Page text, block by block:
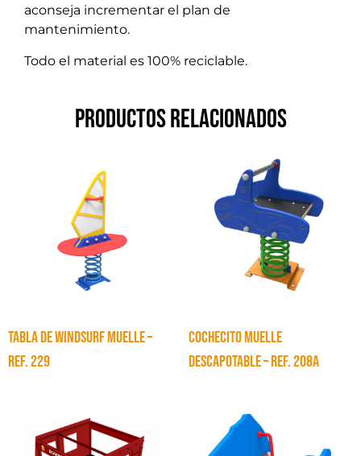
aconseja incrementar el plan de
mantenimiento.
Todo el material es 100% reciclable.
Productos relacionados
TABLA DE WINDSURF MUELLE –
Ref. 229
COCHECITO MUELLE
DESCAPOTABLE – Ref. 208A